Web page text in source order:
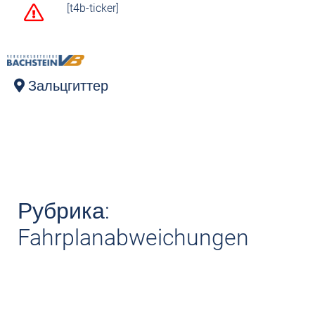
[t4b-ticker]
Зальцгиттер
Рубрика:
Fahrplanabweichungen